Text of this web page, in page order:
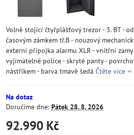
Volně stojící čtyřplášťový trezor - 3. BT -
časovým zámkem tř.B - nouzový
externí přípojka alarmu XLR - vnitřní
vyjímatelné police - skryté panty -
nástřikem - barva tmavě šedá Čtěte více
Na dotaz
Doručíme dne: Pátek 28. 8. 2026
92.990 Kč